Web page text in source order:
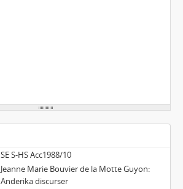
SE S-HS Acc1988/10
Jeanne Marie Bouvier de la Motte Guyon:
Anderika discurser